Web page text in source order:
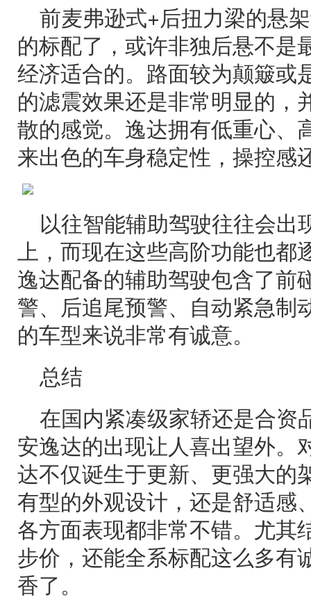
前麦弗逊式+后扭力梁的悬
的标配了，或许非独后悬不是
经济适合的。路面较为颠簸或
的滤震效果还是非常明显的，
散的感觉。逸达拥有低重心、
来出色的车身稳定性，操控感
以往智能辅助驾驶往往会出
上，而现在这些高阶功能也都
逸达配备的辅助驾驶包含了前
警、后追尾预警、自动紧急制
的车型来说非常有诚意。
总结
在国内紧凑级家轿还是合资
安逸达的出现让人喜出望外。
达不仅诞生于更新、更强大的
有型的外观设计，还是舒适感
各方面表现都非常不错。尤其
步价，还能全系标配这么多有
香了。